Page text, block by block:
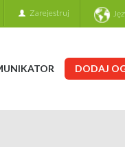
Zarejestruj
DODAJ